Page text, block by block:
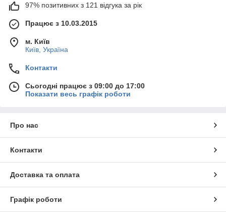
97% позитивних з 121 відгука за рік
Працює з 10.03.2015
м. Київ
Київ, Україна
Контакти
Сьогодні працює з 09:00 до 17:00
Показати весь графік роботи
Про нас
Контакти
Доставка та оплата
Графік роботи